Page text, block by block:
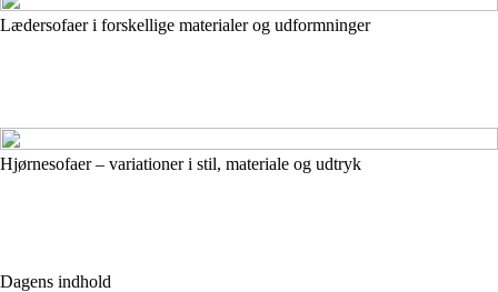
Lædersofaer i forskellige materialer og udformninger
Hjørnesofaer – variationer i stil, materiale og udtryk
Dagens indhold